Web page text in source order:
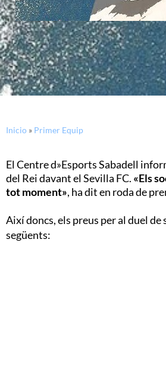
Inicio » Primer Equip
El Centre d»Esports Sabadell
del Rei davant el Sevilla FC. «Els
tot moment», ha dit en roda de
Així doncs, els preus per al duel
següents: